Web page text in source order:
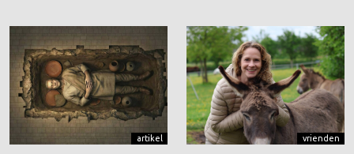
artikel vrienden